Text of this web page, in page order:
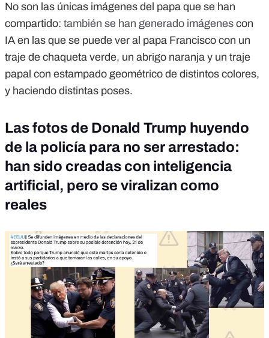
No son las únicas imágenes del papa que se han
compartido: también se han generado imágenes con
IA en las que se puede ver al papa Francisco con un
traje de chaqueta verde, un abrigo naranja y un traje
papal con estampado geométrico de distintos colores,
y haciendo distintas poses.
Las fotos de Donald Trump huyendo
de la policía para no ser arrestado:
han sido creadas con inteligencia
artificial, pero se viralizan como
reales